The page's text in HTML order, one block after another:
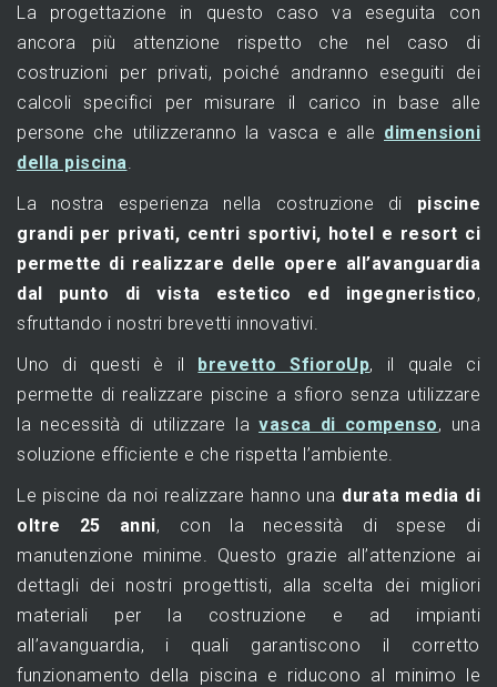
La progettazione in questo caso va eseguita con
ancora più attenzione rispetto che nel caso di
costruzioni per privati, poiché andranno eseguiti dei
calcoli specifici per misurare il carico in base alle
persone che utilizzeranno la vasca e alle dimensioni
della piscina
La nostra esperienza nella costruzione di piscine
grandi per privati, centri sportivi, hotel e resort ci
permette di realizzare delle opere all’avanguardia
dal punto di vista estetico ed ingegneristico,
sfruttando i nostri brevetti innovativi.
Uno di questi è il brevetto SfioroUp, il quale ci
permette di realizzare piscine a sfioro senza utilizzare
la necessità di utilizzare lavasca di compenso, una
soluzione efficiente e che rispetta l’ambiente.
Le piscine da noi realizzare hanno una durata media di
oltre 25 anni, con la necessità di spese di
manutenzione minime. Questo grazie all’attenzione ai
dettagli dei nostri progettisti, alla scelta dei migliori
materiali per la costruzione e ad impianti
all’avanguardia, i quali garantiscono il corretto
funzionamento della piscina e riducono al minimo le